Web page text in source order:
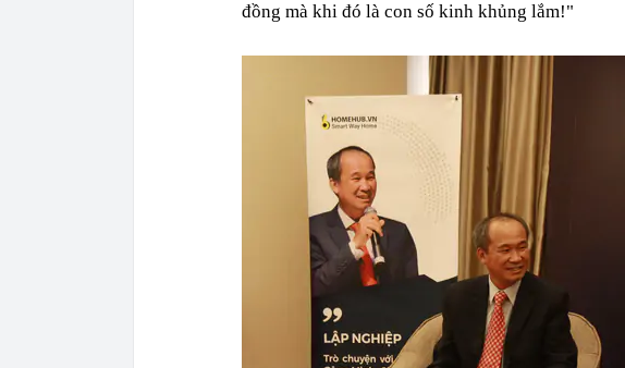
đồng mà khi đó là con số kinh khủng lắm!"